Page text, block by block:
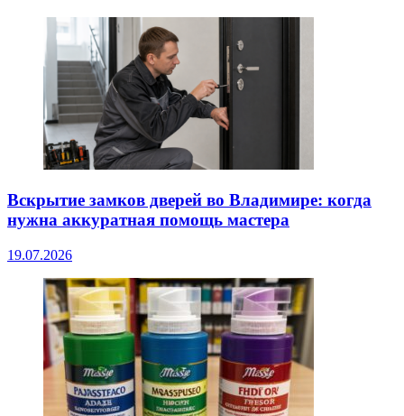
Вскрытие замков дверей во Владимире: когда
нужна аккуратная помощь мастера
19.07.2026